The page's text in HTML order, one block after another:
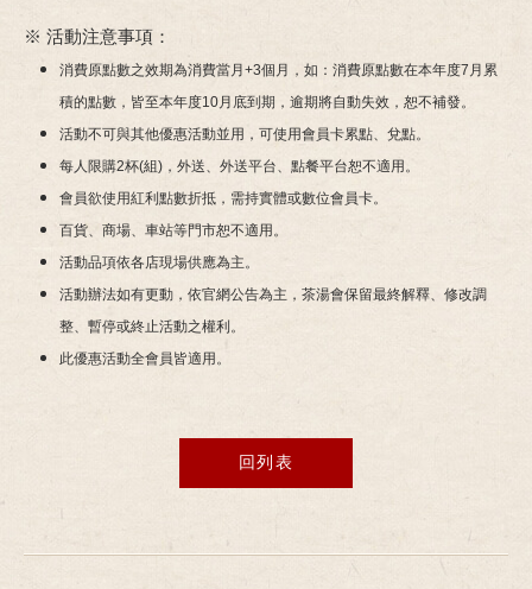
※ 活動注意事項：
消費原點數之效期為消費當月+3個月，如：消費原點數在本年度7月累
積的點數，皆至本年度10月底到期，逾期將自動失效，恕不補發。
活動不可與其他優惠活動並用，可使用會員卡累點、兌點。
每人限購2杯(組)，外送、外送平台、點餐平台恕不適用。
會員欲使用紅利點數折抵，需持實體或數位會員卡。
百貨、商場、車站等門市恕不適用。
活動品項依各店現場供應為主。
活動辦法如有更動，依官網公告為主，茶湯會保留最終解釋、修改調
整、暫停或終止活動之權利。
此優惠活動全會員皆適用。
回列表